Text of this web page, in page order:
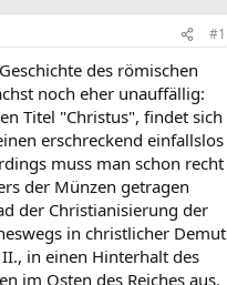
#1
des römischen
noch eher unauffällig:
Titel "Christus", findet sich
erschreckend einfallslos
muss man schon recht
der Münzen getragen
der Christianisierung der
in christlicher Demut
in einen Hinterhalt des
im Osten des Reiches aus.